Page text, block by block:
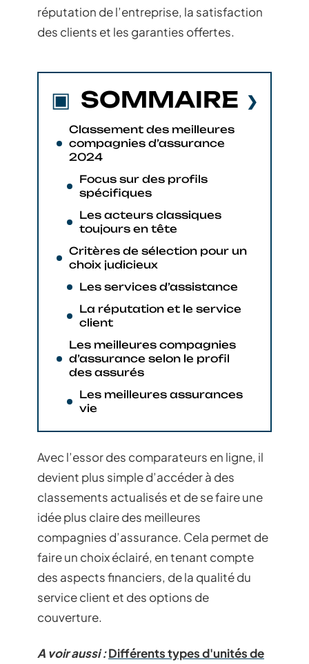
réputation de l’entreprise, la satisfaction
des clients et les garanties offertes.
SOMMAIRE
Classement des meilleures
compagnies d’assurance
2024
Focus sur des profils
spécifiques
Les acteurs classiques
toujours en tête
Critères de sélection pour un
choix judicieux
Les services d’assistance
La réputation et le service
client
Les meilleures compagnies
d’assurance selon le profil
des assurés
Les meilleures assurances
vie
Avec l’essor des comparateurs en ligne, il
devient plus simple d’accéder à des
classements actualisés et de se faire une
idée plus claire des meilleures
compagnies d’assurance. Cela permet de
faire un choix éclairé, en tenant compte
des aspects financiers, de la qualité du
service client et des options de
couverture.
A voir aussi :Différents types d'unités de